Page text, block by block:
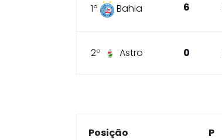
1º Bahia 6
2º Astro 0
Posição P